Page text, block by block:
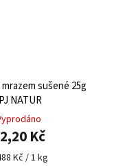
sušené 25g
NATUR
Kč
Kč / 1 kg